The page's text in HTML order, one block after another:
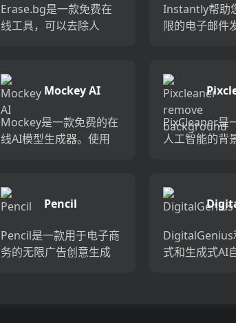
Erase.bg是一款免费在
线工具，可以去除人
的透明图片下载。无需
信用卡，适用于电子商
务和个人使用。...
Instantly帮助
限的电子邮件
现10倍的潜在
议和成交量。
数量的电子邮
Mockey AI
Mockey是一款免费的在
线AI模型生成器。使用
成出色的模型，并下载
高质量的照片以供任何
PixCleaner是
人工智能的背
景。通过使用
PixCleaner，
Pencil
Pencil是一款用于电子商
务的无限广告创意生成
DigitalGenius
式和生成式AI